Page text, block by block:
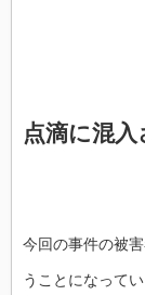
点滴に混
今回の事件の被
うことになってい